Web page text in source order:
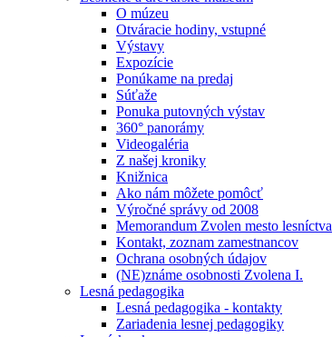
O múzeu
Otváracie hodiny, vstupné
Výstavy
Expozície
Ponúkame na predaj
Súťaže
Ponuka putovných výstav
360° panorámy
Videogaléria
Z našej kroniky
Knižnica
Ako nám môžete pomôcť
Výročné správy od 2008
Memorandum Zvolen mesto lesníctva
Kontakt, zoznam zamestnancov
Ochrana osobných údajov
(NE)známe osobnosti Zvolena I.
Lesná pedagogika
Lesná pedagogika - kontakty
Zariadenia lesnej pedagogiky